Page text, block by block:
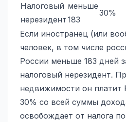
Налоговый
нерезидент
меньше
183
30%
Если иностранец (или
человек, в том числе
России меньше 183 дней
налоговый нерезидент.
недвижимости он
30% со всей суммы
освобождает от налога